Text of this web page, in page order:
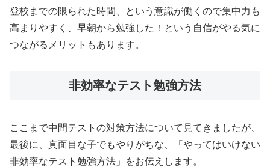
登校までの限られた時間、という意識が働くので集中力も
高まりやすく、早朝から勉強した！という自信がやる気に
つながるメリットもあります。
非効率なテスト勉強方法
ここまで中間テストの対策方法について見てきましたが、
最後に、真面目な子でもやりがちな、「やってはいけない
非効率なテスト勉強方法」をお伝えします。